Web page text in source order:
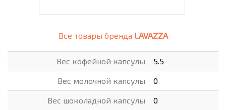
Все товары бренда LAVAZZA
Вес кофейной капсулы 5.5
Вес молочной капсулы 0
Вес шоколадной капсулы 0